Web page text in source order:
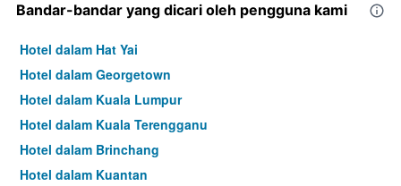
Bandar-bandar yang dicari oleh pengguna kami
Hotel dalam Hat Yai
Hotel dalam Georgetown
Hotel dalam Kuala Lumpur
Hotel dalam Kuala Terengganu
Hotel dalam Brinchang
Hotel dalam Kuantan